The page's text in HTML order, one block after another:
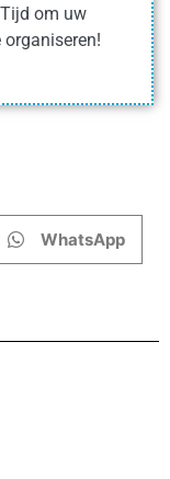
om uw
WhatsApp